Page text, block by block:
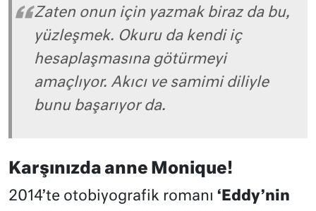
Zaten onun için yazmak biraz da bu,
yüzleşmek. Okuru da kendi iç
hesaplaşmasına götürmeyi
amaçlıyor. Akıcı ve samimi diliyle
bunu başarıyor da.
Karşınızda anne Monique!
2014’te otobiyografik romanı ‘Eddy’nin